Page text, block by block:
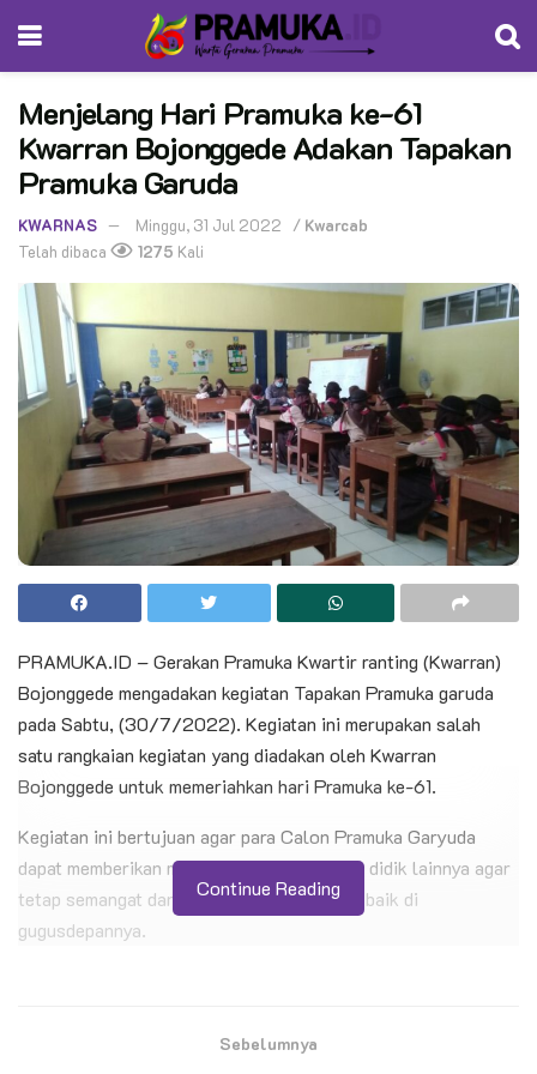
Menjelang Hari Pramuka ke-61
Kwarran Bojonggede Adakan Tapakan
Pramuka Garuda
KWARNAS Minggu, 31 Jul 2022 / Kwarcab
Telah dibaca
1275 Kali
PRAMUKA.ID – Gerakan Pramuka Kwartir ranting (Kwarran)
Bojonggede mengadakan kegiatan Tapakan Pramuka garuda
pada Sabtu, (30/7/2022). Kegiatan ini merupakan salah
satu rangkaian kegiatan yang diadakan oleh Kwarran
Bojonggede untuk memeriahkan hari Pramuka ke-61.
Kegiatan ini bertujuan agar para Calon Pramuka Garyuda
dapat memberikan motivasi kepada peserta didik lainnya agar
tetap semangat dan menjadi tauladan yang baik di
gugusdepannya.
Kontingen Pramuka Kwarcab Cilacap Siap
Continue Reading
Sebelumnya